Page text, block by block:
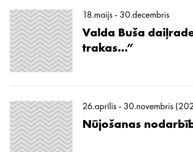
18.maijs - 30.decembris
Valda Buša
trakas...”
26.aprīlis - 30.novembris
Nūjošanas